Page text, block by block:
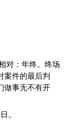
案件的最后判
做事无不有开
。